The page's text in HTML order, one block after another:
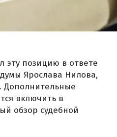
эту позицию в ответе
Ярослава Нилова,
Дополнительные
включить в
обзор судебной